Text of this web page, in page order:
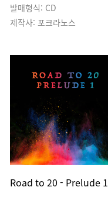
발매형식: CD
제작사: 포크라노스
Road to 20 - Prelude 1